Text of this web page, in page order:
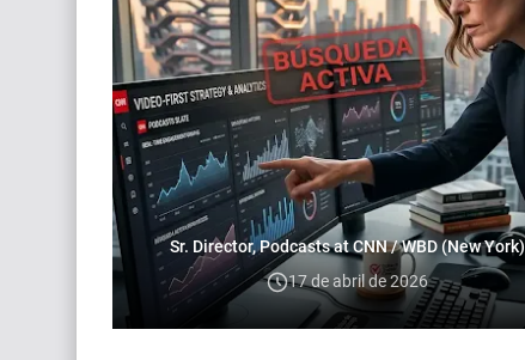
Sr. Director, Podcasts at CNN / WBD (New York)
17 de abril de 2026